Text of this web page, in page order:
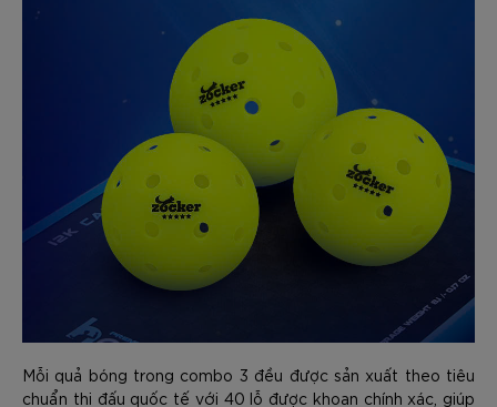
Mỗi quả bóng trong combo 3 đều được sản xuất theo tiêu
chuẩn thi đấu quốc tế với 40 lỗ được khoan chính xác, giúp